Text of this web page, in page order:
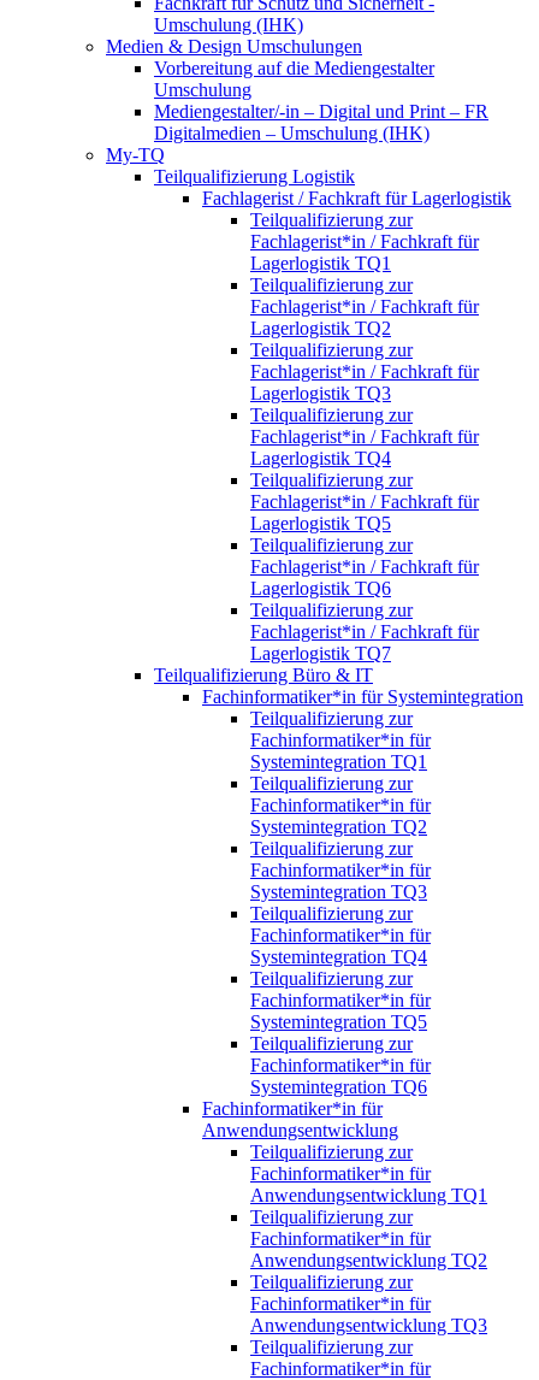
Umschulung (IHK)
Medien & Design Umschulungen
Vorbereitung auf die Mediengestalter
Umschulung
Mediengestalter/-in – Digital und Print – FR
Digitalmedien – Umschulung (IHK)
My-TQ
Teilqualifizierung Logistik
Fachlagerist / Fachkraft für Lagerlogistik
Teilqualifizierung zur
Fachlagerist*in / Fachkraft für
Lagerlogistik TQ1
Teilqualifizierung zur
Fachlagerist*in / Fachkraft für
Lagerlogistik TQ2
Teilqualifizierung zur
Fachlagerist*in / Fachkraft für
Lagerlogistik TQ3
Teilqualifizierung zur
Fachlagerist*in / Fachkraft für
Lagerlogistik TQ4
Teilqualifizierung zur
Fachlagerist*in / Fachkraft für
Lagerlogistik TQ5
Teilqualifizierung zur
Fachlagerist*in / Fachkraft für
Lagerlogistik TQ6
Teilqualifizierung zur
Fachlagerist*in / Fachkraft für
Lagerlogistik TQ7
Teilqualifizierung Büro & IT
Fachinformatiker*in für Systemintegration
Teilqualifizierung zur
Fachinformatiker*in für
Systemintegration TQ1
Teilqualifizierung zur
Fachinformatiker*in für
Systemintegration TQ2
Teilqualifizierung zur
Fachinformatiker*in für
Systemintegration TQ3
Teilqualifizierung zur
Fachinformatiker*in für
Systemintegration TQ4
Teilqualifizierung zur
Fachinformatiker*in für
Systemintegration TQ5
Teilqualifizierung zur
Fachinformatiker*in für
Systemintegration TQ6
Fachinformatiker*in für
Anwendungsentwicklung
Teilqualifizierung zur
Fachinformatiker*in für
Anwendungsentwicklung TQ1
Teilqualifizierung zur
Fachinformatiker*in für
Anwendungsentwicklung TQ2
Teilqualifizierung zur
Fachinformatiker*in für
Anwendungsentwicklung TQ3
Teilqualifizierung zur
Fachinformatiker*in für